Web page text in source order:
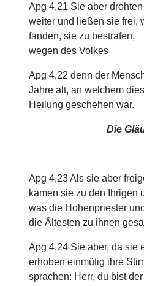
Apg 4,21 Sie aber
weiter und ließen sie frei,
fanden, sie zu bestrafen,
wegen des Volkes
Apg 4,22 denn der
Jahre alt, an welchem
Heilung geschehen war.
Die
Apg 4,23 Als sie aber
kamen sie zu den Ihrigen
was die Hohenpriester und
die Ältesten zu ihnen
Apg 4,24 Sie aber, da sie
erhoben einmütig ihre
sprachen: Herr, du bist der